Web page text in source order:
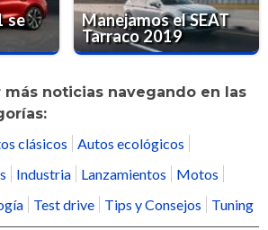
se
Manejamos el SEAT
Tarraco 2019
más noticias navegando en las
clásicos
Autos ecológicos
Industria Lanzamientos
Motos
Test drive Tips y Consejos Tuning